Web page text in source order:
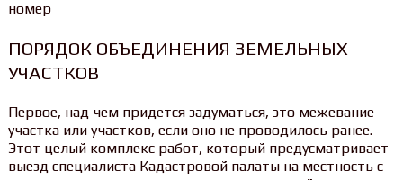
ПОРЯДОК ОБЪЕДИНЕНИЯ ЗЕМЕЛЬНЫХ
УЧАСТКОВ
Первое, над чем придется задуматься, это межевание
участка или участков, если оно не проводилось ранее.
Этот целый комплекс работ, который предусматривает
выезд специалиста Кадастровой палаты на местность с